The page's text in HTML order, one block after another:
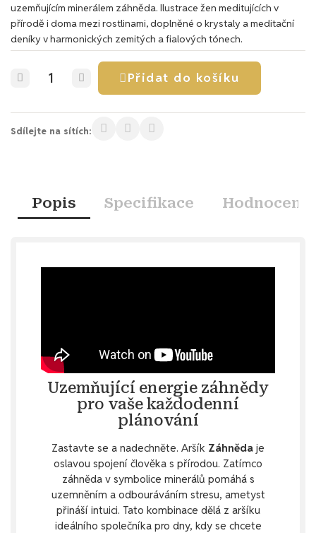
uzemňujícím minerálem záhněda. Ilustrace žen meditujících v
přírodě i doma mezi rostlinami, doplněné o krystaly a meditační
deníky v harmonických zemitých a fialových tónech.
Přidat do košíku
Sdílejte na sítích:
Popis Specifikace Hodnocení
Uzemňující energie záhnědy
pro vaše každodenní
plánování
Zastavte se a nadechněte. Aršík Záhněda je
oslavou spojení člověka s přírodou. Zatímco
záhněda v symbolice minerálů pomáhá s
uzemněním a odbouráváním stresu, ametyst
přináší intuici. Tato kombinace dělá z aršíku
ideálního společníka pro dny, kdy se chcete